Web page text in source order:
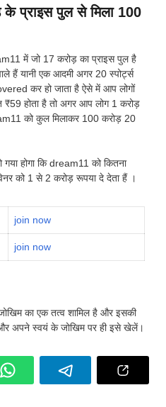
प्राइस पुल से मिला 100
में जो 17 करोड़ का प्राइस पुल है
हैं यानी एक आदमी अगर 20 स्पोर्ट्स
कर हो जाता है ऐसे में आप लोगों
₹59 होता है तो अगर आप लोग 1 करोड़
को कुल मिलाकर 100 करोड़ 20
गया होगा कि dream11 को कितना
को 1 से 2 करोड़ रूपया दे देता हैं ।
join now
join now
का एक तत्व शामिल है और इसकी
अपने स्वयं के जोखिम पर ही इसे खेलें।